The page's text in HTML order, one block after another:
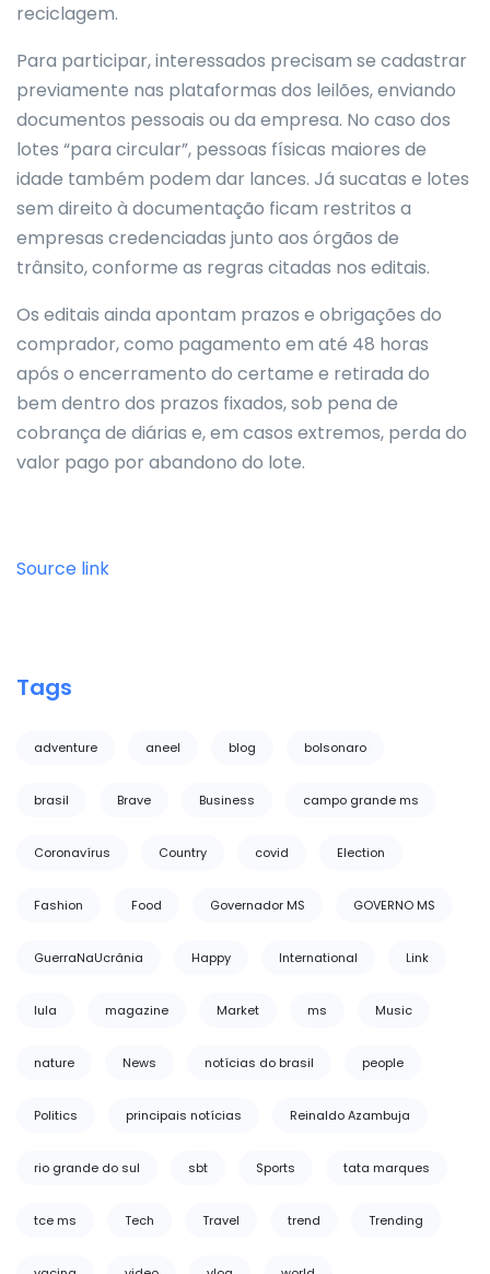
reciclagem.
Para participar, interessados precisam se cadastrar
previamente nas plataformas dos leilões, enviando
documentos pessoais ou da empresa. No caso dos
lotes “para circular”, pessoas físicas maiores de
idade também podem dar lances. Já sucatas e lotes
sem direito à documentação ficam restritos a
empresas credenciadas junto aos órgãos de
trânsito, conforme as regras citadas nos editais.
Os editais ainda apontam prazos e obrigações do
comprador, como pagamento em até 48 horas
após o encerramento do certame e retirada do
bem dentro dos prazos fixados, sob pena de
cobrança de diárias e, em casos extremos, perda do
valor pago por abandono do lote.
Source link
Tags
adventure aneel blog bolsonaro
brasil Brave Business campo grande ms
Coronavírus Country covid Election
Fashion Food Governador MS GOVERNO MS
GuerraNaUcrânia Happy International Link
lula magazine Market ms Music
nature News notícias do brasil people
Politics principais notícias Reinaldo Azambuja
rio grande do sul sbt Sports tata marques
tce ms Tech Travel trend Trending